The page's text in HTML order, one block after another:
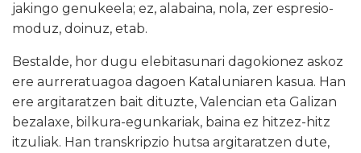
jakingo genukeela; ez, alabaina, nola, zer espresio-
moduz, doinuz, etab.
Bestalde, hor dugu elebitasunari dagokionez askoz
ere aurreratuagoa dagoen Kataluniaren kasua. Han
ere argitaratzen bait dituzte, Valencian eta Galizan
bezalaxe, bilkura-egunkariak, baina ez hitzez-hitz
itzuliak. Han transkripzio hutsa argitaratzen dute,